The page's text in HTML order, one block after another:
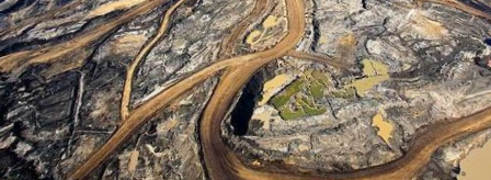
Équipes et
fonctionnement
Le réseau dans le monde
Nos alliés
Je soutiens les Amis de la
Terre
destructrice
Gaz au
violence
Nos autres